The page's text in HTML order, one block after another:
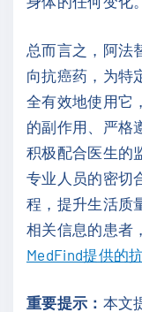
总而言之，阿法
向抗癌药，为特
全有效地使用它
的副作用、严格
积极配合医生的
专业人员的密切
程，提升生活质
相关信息的患者，
MedFind提供的
重要提示： 本文